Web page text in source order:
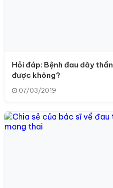
Hỏi đáp: Bệnh đau dây
được không?
07/03/2019